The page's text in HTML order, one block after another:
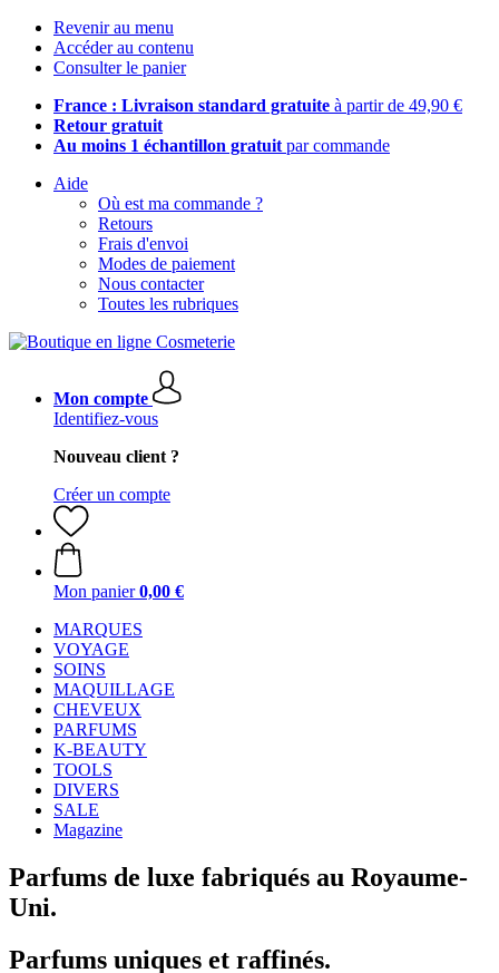
Revenir au menu
Accéder au contenu
Consulter le panier
France : Livraison standard gratuite à partir de 49,90 €
Retour gratuit
Au moins 1 échantillon gratuit par commande
Aide
Où est ma commande ?
Retours
Frais d'envoi
Modes de paiement
Nous contacter
Toutes les rubriques
Mon compte
Identifiez-vous
Nouveau client ?
Créer un compte
Mon panier 0,00 €
MARQUES
VOYAGE
SOINS
MAQUILLAGE
CHEVEUX
PARFUMS
K-BEAUTY
TOOLS
DIVERS
SALE
Magazine
Parfums de luxe fabriqués au Royaume-
Uni.
Parfums uniques et raffinés.